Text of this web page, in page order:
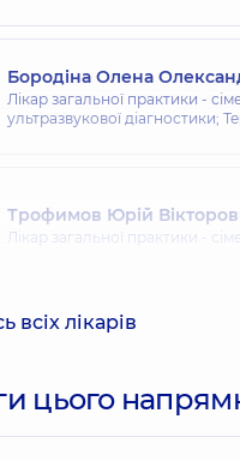
Бородіна Олена
Лікар загальної практики -
ультразвукової діагностики;
Трофимов Юрій
Лікар загальної практики -
всіх лікарів
цього